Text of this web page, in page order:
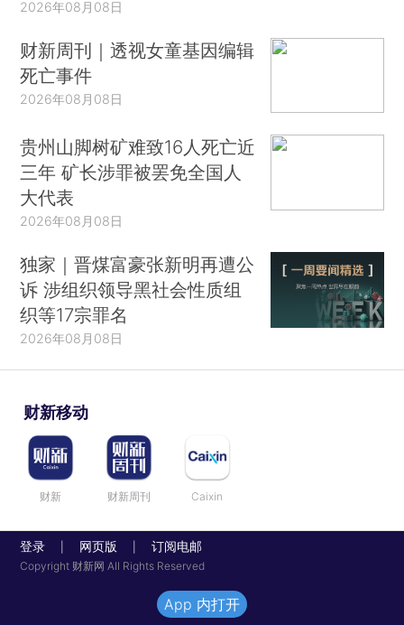
2026年08月08日
财新周刊｜透视女童基因编辑
死亡事件
2026年08月08日
贵州山脚树矿难致16人死亡近
三年 矿长涉罪被罢免全国人
大代表
2026年08月08日
独家｜晋煤富豪张新明再遭公
诉 涉组织领导黑社会性质组
织等17宗罪名
2026年08月08日
财新移动
财新 财新周刊 Caixin
登录 网页版 订阅电邮
Copyright 财新网 All Rights Reserved
App 内打开